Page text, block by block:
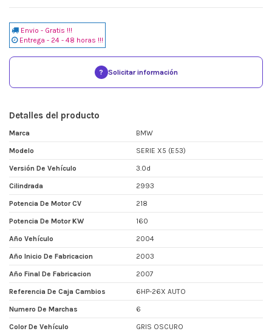
Envio - Gratis !!!
Entrega - 24 - 48 horas !!!
? Solicitar información
Detalles del producto
Marca BMW
Modelo SERIE X5 (E53)
Versión De Vehículo 3.0d
Cilindrada 2993
Potencia De Motor CV 218
Potencia De Motor KW 160
Año Vehículo 2004
Año Inicio De Fabricacion 2003
Año Final De Fabricacion 2007
Referencia De Caja Cambios 6HP-26X AUTO
Numero De Marchas 6
Color De Vehículo GRIS OSCURO